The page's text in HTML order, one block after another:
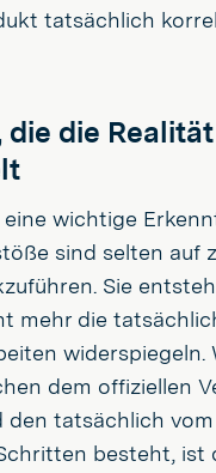
tatsächlich
die die Realität
wichtige
sind selten auf
Sie
mehr die
widerspiegeln.
dem offiziellen
den tatsächlich
besteht, ist